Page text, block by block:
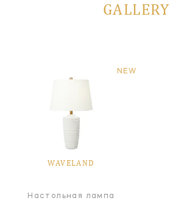
GALLERY
NEW
WAVELAND
Настольная лампа